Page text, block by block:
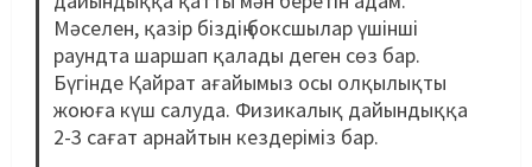
Мәселен, қазір біздің боксшылар үшінші
раундта шаршап қалады деген сөз бар.
Бүгінде Қайрат ағайымыз осы олқылықты
жоюға күш салуда. Физикалық дайындыққа
2-3 сағат арнайтын кездеріміз бар.